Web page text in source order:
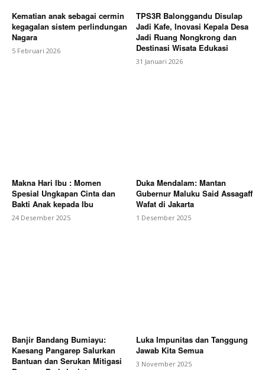
Kematian anak sebagai cermin
kegagalan sistem perlindungan
Nagara
5 Februari 2026
TPS3R Balonggandu Disulap
Jadi Kafe, Inovasi Kepala Desa
Jadi Ruang Nongkrong dan
Destinasi Wisata Edukasi
31 Januari 2026
Makna Hari Ibu : Momen
Spesial Ungkapan Cinta dan
Bakti Anak kepada Ibu
24 Desember 2025
Duka Mendalam: Mantan
Gubernur Maluku Said Assagaff
Wafat di Jakarta
1 Desember 2025
Banjir Bandang Bumiayu:
Kaesang Pangarep Salurkan
Bantuan dan Serukan Mitigasi
Luka Impunitas dan Tanggung
Jawab Kita Semua
3 November 2025